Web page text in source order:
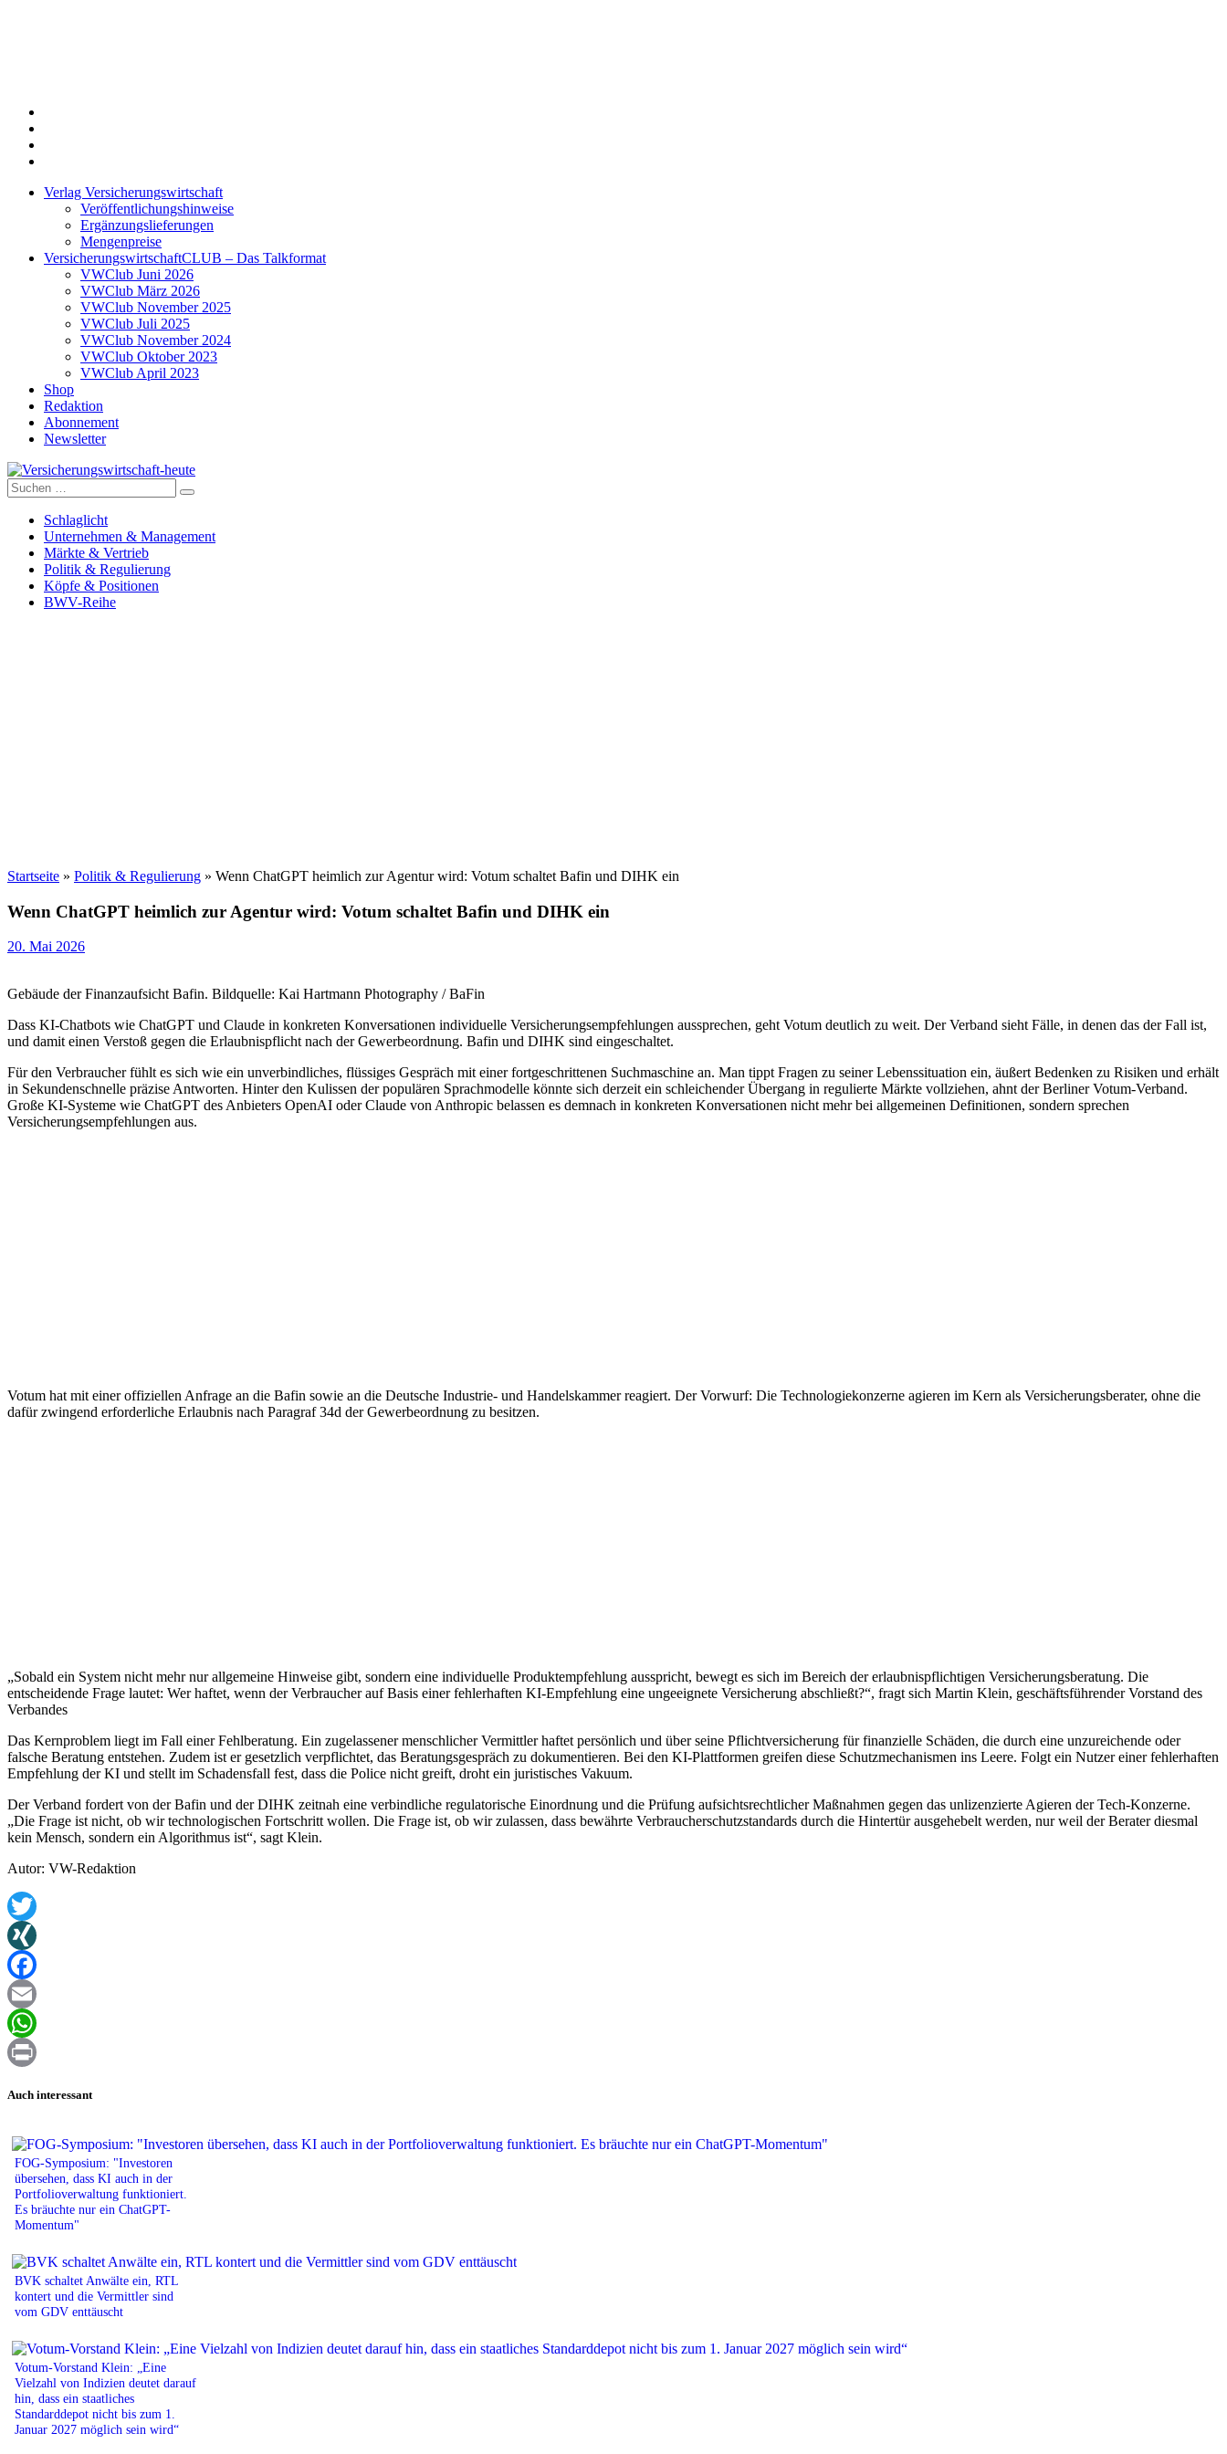
Verlag Versicherungswirtschaft
Veröffentlichungshinweise
Ergänzungslieferungen
Mengenpreise
VersicherungswirtschaftCLUB – Das Talkformat
VWClub Juni 2026
VWClub März 2026
VWClub November 2025
VWClub Juli 2025
VWClub November 2024
VWClub Oktober 2023
VWClub April 2023
Shop
Redaktion
Abonnement
Newsletter
Versicherungswirtschaft-heute
Suche
nach:
Schlaglicht
Unternehmen & Management
Märkte & Vertrieb
Politik & Regulierung
Köpfe & Positionen
BWV-Reihe
Startseite » Politik & Regulierung » Wenn ChatGPT heimlich zur Agentur wird: Votum schaltet Bafin und DIHK ein
Wenn ChatGPT heimlich zur Agentur wird: Votum schaltet Bafin und DIHK ein
20. Mai 2026
Gebäude der Finanzaufsicht Bafin. Bildquelle: Kai Hartmann Photography / BaFin
Dass KI-Chatbots wie ChatGPT und Claude in konkreten Konversationen individuelle Versicherungsempfehlungen aussprechen, geht Votum deutlich zu weit. Der Verband sieht Fälle, in denen das der Fall ist,
und damit einen Verstoß gegen die Erlaubnispflicht nach der Gewerbeordnung. Bafin und DIHK sind eingeschaltet.
Für den Verbraucher fühlt es sich wie ein unverbindliches, flüssiges Gespräch mit einer fortgeschrittenen Suchmaschine an. Man tippt Fragen zu seiner Lebenssituation ein, äußert Bedenken zu Risiken und erhält
in Sekundenschnelle präzise Antworten. Hinter den Kulissen der populären Sprachmodelle könnte sich derzeit ein schleichender Übergang in regulierte Märkte vollziehen, ahnt der Berliner Votum-Verband.
Große KI-Systeme wie ChatGPT des Anbieters OpenAI oder Claude von Anthropic belassen es demnach in konkreten Konversationen nicht mehr bei allgemeinen Definitionen, sondern sprechen
Versicherungsempfehlungen aus.
Votum hat mit einer offiziellen Anfrage an die Bafin sowie an die Deutsche Industrie- und Handelskammer reagiert. Der Vorwurf: Die Technologiekonzerne agieren im Kern als Versicherungsberater, ohne die
dafür zwingend erforderliche Erlaubnis nach Paragraf 34d der Gewerbeordnung zu besitzen.
„Sobald ein System nicht mehr nur allgemeine Hinweise gibt, sondern eine individuelle Produktempfehlung ausspricht, bewegt es sich im Bereich der erlaubnispflichtigen Versicherungsberatung. Die
entscheidende Frage lautet: Wer haftet, wenn der Verbraucher auf Basis einer fehlerhaften KI-Empfehlung eine ungeeignete Versicherung abschließt?“, fragt sich Martin Klein, geschäftsführender Vorstand des
Verbandes
Das Kernproblem liegt im Fall einer Fehlberatung. Ein zugelassener menschlicher Vermittler haftet persönlich und über seine Pflichtversicherung für finanzielle Schäden, die durch eine unzureichende oder
falsche Beratung entstehen. Zudem ist er gesetzlich verpflichtet, das Beratungsgespräch zu dokumentieren. Bei den KI-Plattformen greifen diese Schutzmechanismen ins Leere. Folgt ein Nutzer einer fehlerhaften
Empfehlung der KI und stellt im Schadensfall fest, dass die Police nicht greift, droht ein juristisches Vakuum.
Der Verband fordert von der Bafin und der DIHK zeitnah eine verbindliche regulatorische Einordnung und die Prüfung aufsichtsrechtlicher Maßnahmen gegen das unlizenzierte Agieren der Tech-Konzerne.
„Die Frage ist nicht, ob wir technologischen Fortschritt wollen. Die Frage ist, ob wir zulassen, dass bewährte Verbraucherschutzstandards durch die Hintertür ausgehebelt werden, nur weil der Berater diesmal
kein Mensch, sondern ein Algorithmus ist“, sagt Klein.
Autor: VW-Redaktion
Twitter
XING
Facebook
Email
WhatsApp
Auch interessant
FOG-Symposium: "Investoren
übersehen, dass KI auch in der
Portfolioverwaltung funktioniert.
Es bräuchte nur ein ChatGPT-
Momentum"
BVK schaltet Anwälte ein, RTL
kontert und die Vermittler sind
vom GDV enttäuscht
Votum-Vorstand Klein: „Eine
Vielzahl von Indizien deutet darauf
hin, dass ein staatliches
Standarddepot nicht bis zum 1.
Januar 2027 möglich sein wird“